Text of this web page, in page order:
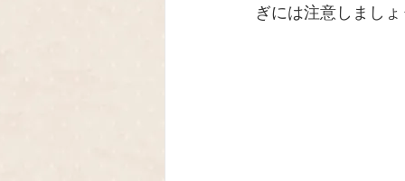
ぎには注意しまし